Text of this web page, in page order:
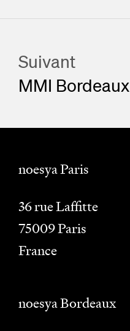
Suivant
MMI Bordeaux
noesya Paris
36 rue Laffitte
75009Paris
France
noesya Bordeaux